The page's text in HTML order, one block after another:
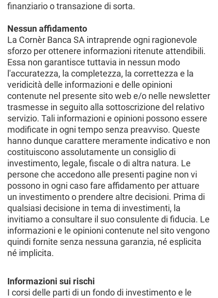
finanziario o transazione di sorta.
Nessun affidamento
La Cornèr Banca SA intraprende ogni ragionevole
sforzo per ottenere informazioni ritenute attendibili.
Essa non garantisce tuttavia in nessun modo
l'accuratezza, la completezza, la correttezza e la
veridicità delle informazioni e delle opinioni
contenute nel presente sito web e/o nelle newsletter
trasmesse in seguito alla sottoscrizione del relativo
servizio. Tali informazioni e opinioni possono essere
modificate in ogni tempo senza preavviso. Queste
hanno dunque carattere meramente indicativo e non
costituiscono assolutamente un consiglio di
investimento, legale, fiscale o di altra natura. Le
persone che accedono alle presenti pagine non vi
possono in ogni caso fare affidamento per attuare
un investimento o prendere altre decisioni. Prima di
qualsiasi decisione in tema di investimenti, la
invitiamo a consultare il suo consulente di fiducia. Le
informazioni e le opinioni contenute nel sito vengono
quindi fornite senza nessuna garanzia, né esplicita
né implicita.
Informazioni sui rischi
I corsi delle parti di un fondo di investimento e le